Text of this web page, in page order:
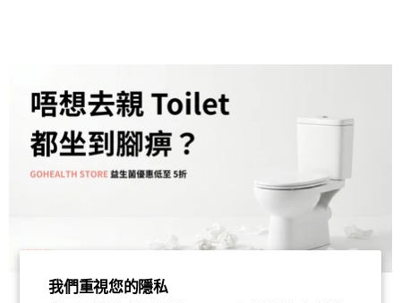
我們重視您的隱私